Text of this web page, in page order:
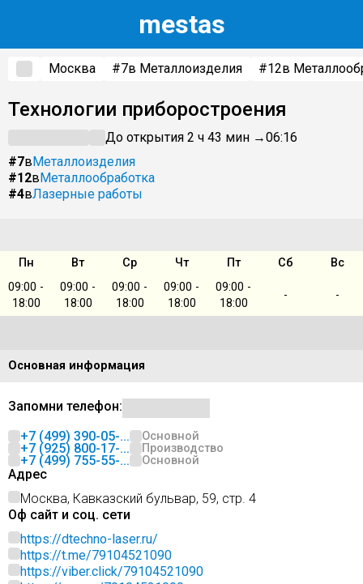
mestas
Москва #7в Металлоизделия #12в
Технологии приборостроения
До открытия 2 ч 43 мин →06:16
#7вМеталлоизделия
#12вМеталлообработка
#4вЛазерные работы
Пн Вт Ср Чт Пт Сб
Вс
09:00 -
18:00
09:00 -
18:00
09:00 -
18:00
09:00 -
18:00
09:00 -
18:00
- -
Основная информация
Запомни телефон:
+7 (499) 390-05-...
Основной
+7 (925) 800-17-... Производство
+7 (499) 755-55-... Основной
Адрес
Москва, Кавказский бульвар, 59, стр. 4
Оф сайт и соц. сети
https://dtechno-laser.ru/
https://t.me/79104521090
https://viber.click/79104521090